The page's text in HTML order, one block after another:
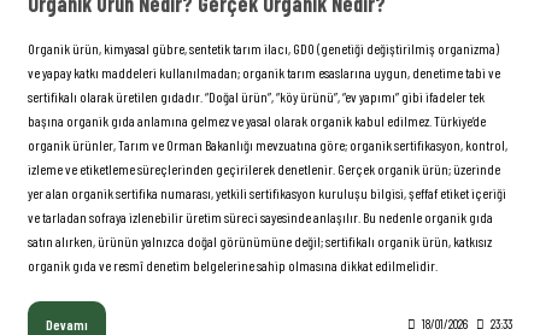
Organik ürün, kimyasal gübre, sentetik tarım ilacı, GDO (genetiği değiştirilmiş organizma)
ve yapay katkı maddeleri kullanılmadan; organik tarım esaslarına uygun, denetime tabi ve
sertifikalı olarak üretilen gıdadır. “Doğal ürün”, “köy ürünü”, “ev yapımı” gibi ifadeler tek
başına organik gıda anlamına gelmez ve yasal olarak organik kabul edilmez. Türkiye’de
organik ürünler, Tarım ve Orman Bakanlığı mevzuatına göre; organik sertifikasyon, kontrol,
izleme ve etiketleme süreçlerinden geçirilerek denetlenir. Gerçek organik ürün; üzerinde
yer alan organik sertifika numarası, yetkili sertifikasyon kuruluşu bilgisi, şeffaf etiket içeriği
ve tarladan sofraya izlenebilir üretim süreci sayesinde anlaşılır. Bu nedenle organik gıda
satın alırken, ürünün yalnızca doğal görünümüne değil; sertifikalı organik ürün, katkısız
organik gıda ve resmî denetim belgelerine sahip olmasına dikkat edilmelidir.
Devamı 18/01/2026 23:33